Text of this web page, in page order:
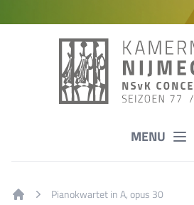
MENU
Pianokwartet in A, opus 30